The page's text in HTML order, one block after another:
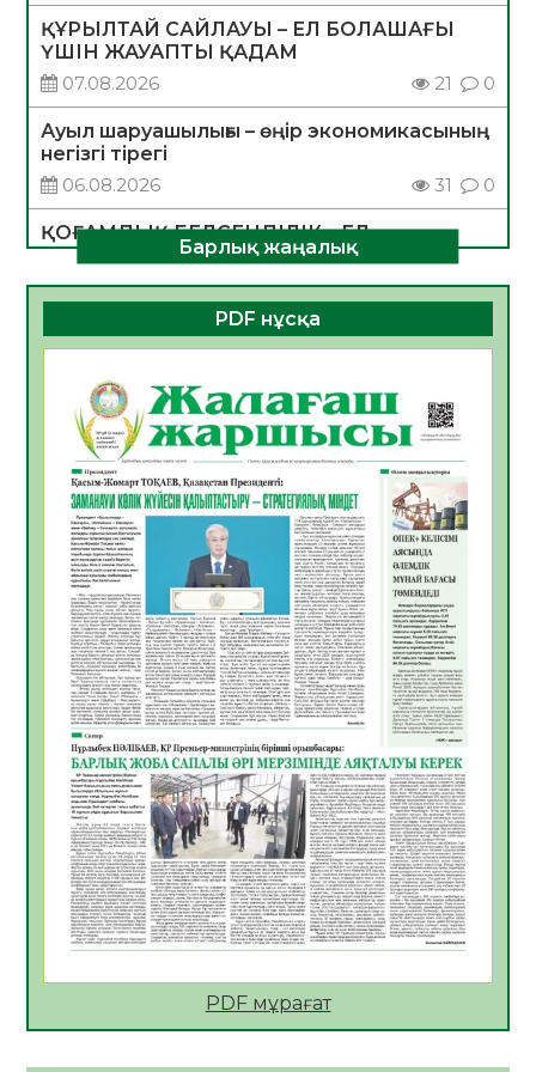
ҚҰРЫЛТАЙ САЙЛАУЫ – ЕЛ БОЛАШАҒЫ
ҮШІН ЖАУАПТЫ ҚАДАМ
07.08.2026
21 0
Ауыл шаруашылығы – өңір экономикасының
негізгі тірегі
06.08.2026
31 0
ҚОҒАМДЫҚ БЕЛСЕНДІЛІК – ЕЛ
ДАМУЫНЫҢ НЕГІЗІ
06.08.2026
30 0
ҚҰРЫЛТАЙ САЙЛАУЫ – БОЛАШАҚҚА
БАСТАР ЖАУАПТЫ ТАҢДАУ
06.08.2026
Инфекциялық ауруларға қарсы иммундау
жұмыстарының тиімділігі
06.08.2026
33
Көкжөтел ауруы туралы
06.08.2026
30
АПВ вакцинасы туралы мәлімет
06.08.2026
31
Open Air: Қызылорда облысы полиция
департаменті 20 мыңнан астам
көрерменнің қауіпсіздігін қамтамасыз етті
06.08.2026
41
ҚЫЗЫЛОРДАДА «САНАЛЫ ҰРПАҚ –
ЖАРҚЫН БОЛАШАҚ» АТТЫ КЕҢЕЙТІЛГЕН
МӘЖІЛІС ӨТТІ
05.08.2026
43
Қазақстан Орталық Азиядағы көшуге ең
Барлық жаңалық
PDF нұсқа
PDF мұрағат